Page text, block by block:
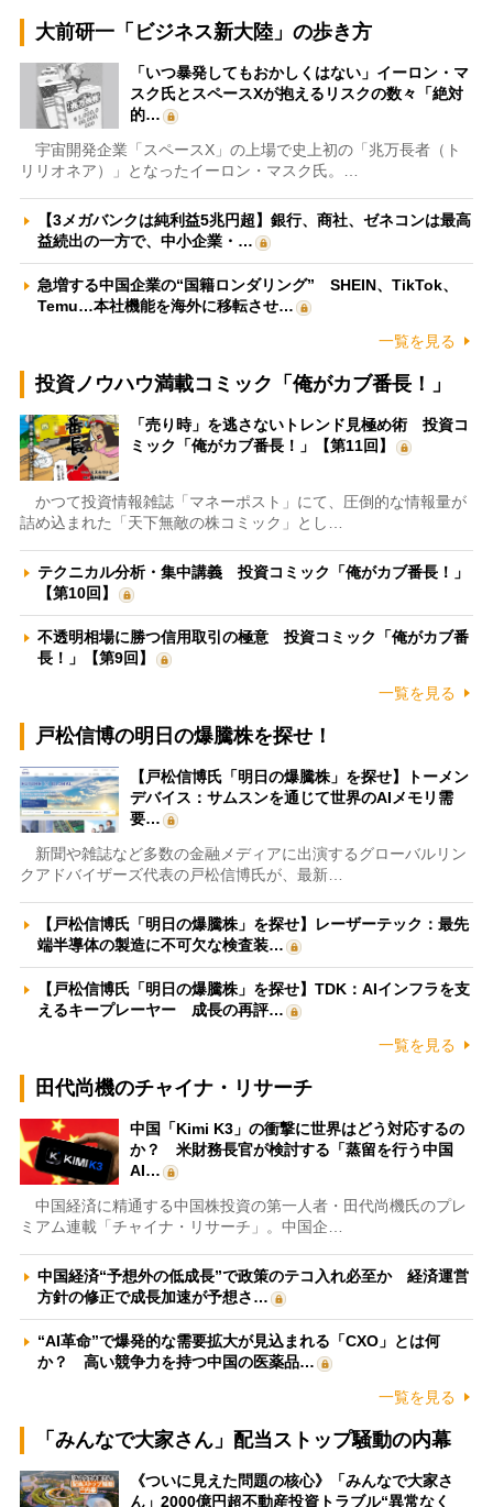
大前研一「ビジネス新大陸」の歩き方
「いつ暴発してもおかしくはない」イーロン・マ
スク氏とスペースXが抱えるリスクの数々「絶対
的…
宇宙開発企業「スペースX」の上場で史上初の「兆万長者（ト
リリオネア）」となったイーロン・マスク氏。…
【3メガバンクは純利益5兆円超】銀行、商社、ゼネコンは最高
益続出の一方で、中小企業・…
急増する中国企業の“国籍ロンダリング” SHEIN、TikTok、
Temu…本社機能を海外に移転させ…
一覧を見る
投資ノウハウ満載コミック「俺がカブ番長！」
「売り時」を逃さないトレンド見極め術 投資コ
ミック「俺がカブ番長！」【第11回】
かつて投資情報雑誌「マネーポスト」にて、圧倒的な情報量が
詰め込まれた「天下無敵の株コミック」とし…
テクニカル分析・集中講義 投資コミック「俺がカブ番長！」
【第10回】
不透明相場に勝つ信用取引の極意 投資コミック「俺がカブ番
長！」【第9回】
一覧を見る
戸松信博の明日の爆騰株を探せ！
【戸松信博氏「明日の爆騰株」を探せ】トーメン
デバイス：サムスンを通じて世界のAIメモリ需
要…
新聞や雑誌など多数の金融メディアに出演するグローバルリン
クアドバイザーズ代表の戸松信博氏が、最新…
【戸松信博氏「明日の爆騰株」を探せ】レーザーテック：最先
端半導体の製造に不可欠な検査装…
【戸松信博氏「明日の爆騰株」を探せ】TDK：AIインフラを支
えるキープレーヤー 成長の再評…
一覧を見る
田代尚機のチャイナ・リサーチ
中国「Kimi K3」の衝撃に世界はどう対応するの
か？ 米財務長官が検討する「蒸留を行う中国
AI…
中国経済に精通する中国株投資の第一人者・田代尚機氏のプレ
ミアム連載「チャイナ・リサーチ」。中国企…
中国経済“予想外の低成長”で政策のテコ入れ必至か 経済運営
方針の修正で成長加速が予想さ…
“AI革命”で爆発的な需要拡大が見込まれる「CXO」とは何
か？ 高い競争力を持つ中国の医薬品…
一覧を見る
「みんなで大家さん」配当ストップ騒動の内幕
《ついに見えた問題の核心》「みんなで大家さ
ん」2000億円超不動産投資トラブル“異常なく